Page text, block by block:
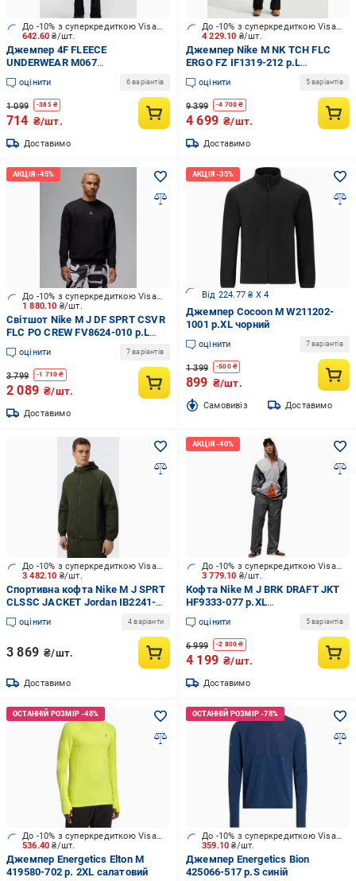
642.60₴/шт.
До -10% з суперкредиткою Visa Вигода
Джемпер 4F FLEECE
UNDERWEAR M067
4FWAW25UFLEM067-31S р.S
синійоцінити 6 варіантів
1 099 -385₴
714 ₴/шт.
Доставимо
4 229.10 ₴/шт.
До -10% з суперкредиткою Visa Вигода
Джемпер Nike M NK TCH FLC
ERGO FZ IF1319-212 р.L
коричневий
оцінити 5 варіантів
9 399 -4 700 ₴
4 699 ₴/шт.
Доставимо
1 880.10 ₴/шт.
До -10% з суперкредиткою Visa Вигода
Світшот Nike M J DF SPRT CSVR
FLC PO CREW FV8624-010 р.L
чорний
оцінити 7 варіантів
3 799 -1 710 ₴
2 089 ₴/шт.
Доставимо
Від 224.77 ₴ X 4
Джемпер Cocoon M W211202-
1001 р.XL чорний
оцінити 7 варіантів
1 399 -500₴
899 ₴/шт.
Cамовивіз Доставимо
3 482.10 ₴/шт.
До -10% з суперкредиткою Visa Вигода
Спортивна кофта Nike M J SPRT
CLSSC JACKET Jordan IB2241-
325 р.M зелений
оцінити 4 варіанти
3 869 ₴/шт.
Доставимо
3 779.10 ₴/шт.
До -10% з суперкредиткою Visa Вигода
Кофта Nike M J BRK DRAFT JKT
HF9333-077 р.XL
різнокольоровий
оцінити 5 варіантів
6 999 -2 800 ₴
4 199 ₴/шт.
Доставимо
536.40₴/шт.
До -10% з суперкредиткою Visa Вигода
Джемпер Energetics Elton M
419580-702 р. 2XL салатовий
359.10₴/шт.
До -10% з суперкредиткою Visa Вигода
Джемпер Energetics Bion
425066-517 р.S синій